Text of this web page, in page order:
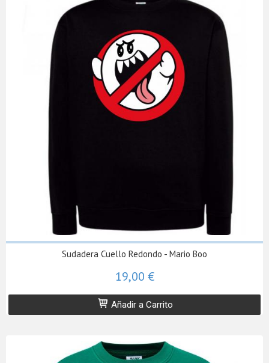
Sudadera Cuello Redondo - Mario Boo
19,00 €
Añadir a Carrito